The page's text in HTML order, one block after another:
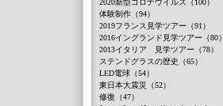
2020新型コロナウイルス（100）
体験制作（94）
2019フランス見学ツアー（91）
2016イングランド見学ツアー（80）
2013イタリア 見学ツアー（78）
ステンドグラスの歴史（65）
LED電球（54）
東日本大震災（52）
修復（47）